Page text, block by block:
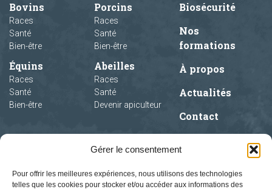
Gérer le consentement
Pour offrir les meilleures expériences, nous utilisons des technologies
telles que les cookies pour stocker et/ou accéder aux informations des
Bovins
Races
Santé
Bien-être
Équins
Races
Santé
Bien-être
Porcins
Races
Santé
Bien-être
Abeilles
Races
Santé
Devenir apiculteur
Biosécurité
Nos
formations
À propos
Actualités
Contact